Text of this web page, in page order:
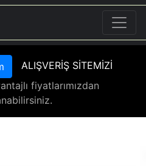
ALIŞVERİŞ SİTEMİZİ
fiyatlarımızdan